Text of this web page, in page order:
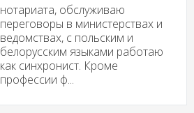
нотариата, обслуживаю
переговоры в министерствах и
ведомствах, с польским и
белорусским языками работаю
как синхронист. Кроме
профессии ф...